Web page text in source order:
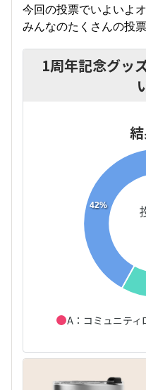
今回の投票でいよいよ
みんなのたくさんの投
1周年記念グッ
42%
A：コミュニティ